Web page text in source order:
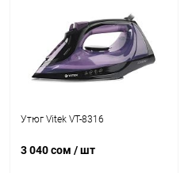
Утюг Vitek VT-8316
3 040 сом / шт